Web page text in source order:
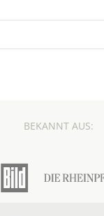
BEKANNT AUS: